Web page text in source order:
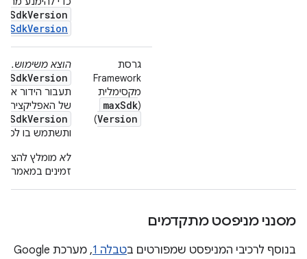
גרסת
Framework
מקסימלית
(
maxSdk
Version
)
הוצא משימוש.
תעבור הידור אם
של האפליקציה.
ותשתמש בו
לא מומלץ
זמינים במאמר
מסנני מניפסט מתקדמים
בנוסף לרכיבי המניפסט שמפורטים בטבלה 1
, מערכת Google